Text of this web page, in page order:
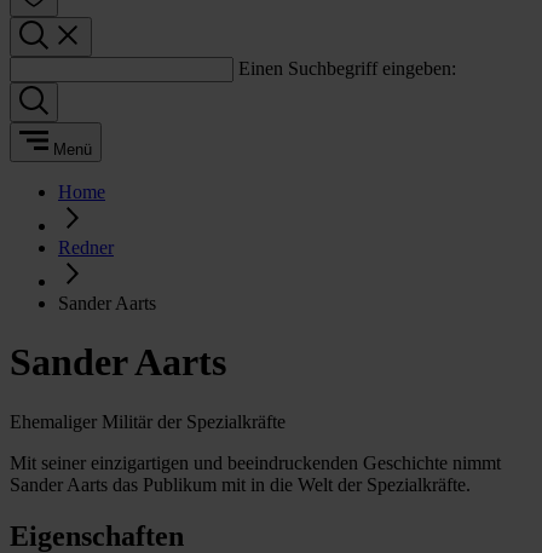
Einen Suchbegriff eingeben:
Menü
Home
Redner
Sander Aarts
Sander Aarts
Ehemaliger Militär der Spezialkräfte
Mit seiner einzigartigen und beeindruckenden Geschichte nimmt
Sander Aarts das Publikum mit in die Welt der Spezialkräfte.
Eigenschaften